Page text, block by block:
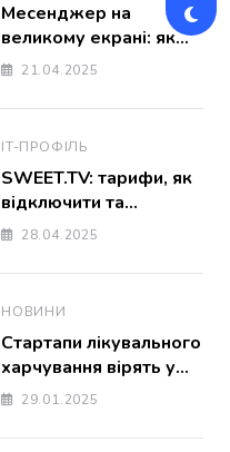
Месенджер на
великому екрані: як
працює WhatsApp
21.04.2025
IT-ПРОФІЛЬ
SWEET.TV: тарифи, як
відключити та
підключити, ціни на
28.04.2025
НОВИНИ
Стартапи лікувального
харчування вірять у
міністра Кеннеді
29.01.2025